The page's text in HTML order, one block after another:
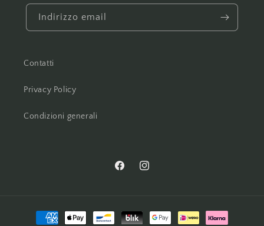
Indirizzo email
Contatti
Privacy Policy
Condizioni generali
FacebookInstagram
Metodi